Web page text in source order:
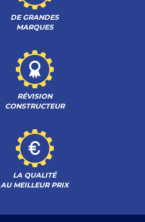
DE GRANDES
MARQUES
RÉVISION
CONSTRUCTEUR
LA QUALITÉ
AU MEILLEUR PRIX